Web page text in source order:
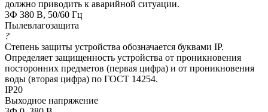
должно приводить к аварийной ситуации.
3Ф 380 В, 50/60 Гц
Пылевлагозащита
?
Степень защиты устройства обозначается буквами IP.
Определяет защищенность устройства от проникновения
посторонних предметов (первая цифра) и от проникновения
воды (вторая цифра) по ГОСТ 14254.
IP20
Выходное напряжение